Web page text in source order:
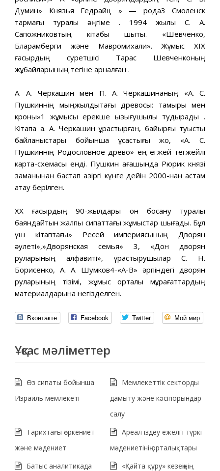
Думин» Князья Гедрайц » — рода3 Смоленск
тармағы туралы әңгіме . 1994 жылы С. А.
Сапожниковтың кітабы шықты. «Шевченко,
Бларамберги және Мавромихали». Жұмыс XIX
ғасырдың суретшісі Тарас Шевченконың
жұбайларының тегіне арналған .
А. А. Черкашин мен П. А. Черкашинаның «А. С.
Пушкиннің мыңжылдықтағы древосы: тамыры мен
кроны»1 жұмысы ерекше қызығушылық тудырады .
Кітапқа а. А. Черкашин құрастырған, байырғы туыстық
байланыстары бойынша ұқсастығы жоқ, «А. С.
Пушкиннің Родословное древо» ең егжей-тегжейлі
карта-схемасы енді. Пушкин ағашында Рюрик князі
заманынан бастап қазіргі күнге дейін 2000-нан астам
атау берілген.
ХХ ғасырдың 90-жылдары он босану туралы
баяндайтын жалпы сипаттағы жұмыстар шығады. Бұл
үш кітаптағы» Ресей империясының Дворян
әулеті»,»Дворянская семья» 3, «Дон дворян
руларының алфавиті», құрастырушылар С. Н.
Борисенко, А. А. Шумков4-«А-В» әрпіндегі дворян
руларының тізімі, жұмыс орталық мұрағаттардың
материалдарына негізделген.
Вконтакте Facebook Twitter Мой мир
Ұқсас мәліметтер
Өз сипаты бойынша
Израиль мемлекеті
Мемлекеттік секторды
дамыту және кәсіпорындар
салу
Тарихтағы өркениет
және мәдениет
Ареал іздеу ежелгі түркі
мәдениетінің орталықтары
Батыс аналитикада
«Қайта құру» кезеңінің